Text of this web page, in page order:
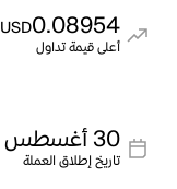
0.08954
USD
أعلى قيمة تداول
30 أغسطس 2023
تاريخ إطلاق العملة